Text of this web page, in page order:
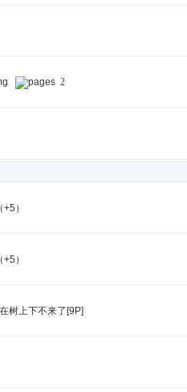
2
）
）
树上下不来了[9P]